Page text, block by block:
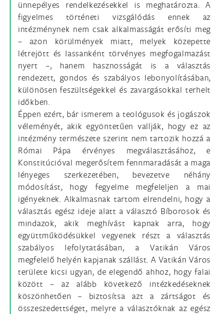
ünnepélyes rendelkezésekkel is meghatározta. A
figyelmes történeti vizsgálódás ennek az
intézménynek nem csak alkalmasságát erősíti meg
– azon körülmények miatt, melyek közepette
létrejött és lassanként törvényes megfogalmazást
nyert –, hanem hasznosságát is a választás
rendezett, gondos és szabályos lebonyolításában,
különösen feszültségekkel és zavargásokkal terhelt
időkben.
Éppen ezért, bár ismerem a teológusok és jogászok
véleményét, akik egyöntetűen vallják, hogy ez az
intézmény természete szerint nem tartozik hozzá a
Római Pápa érvényes megválasztásához, e
Konstitúcióval megerősítem fennmaradását a maga
lényeges szerkezetében, bevezetve néhány
módosítást, hogy fegyelme megfeleljen a mai
igényeknek. Alkalmasnak tartom elrendelni, hogy a
választás egész ideje alatt a választó Bíborosok és
mindazok, akik meghívást kapnak arra, hogy
együttműködésükkel vegyenek részt a választás
szabályos lefolytatásában, a Vatikán Város
megfelelő helyén kapjanak szállást. A Vatikán Város
területe kicsi ugyan, de elegendő ahhoz, hogy falai
között – az alább következő intézkedéseknek
köszönhetően – biztosítsa azt a zártságot és
összeszedettséget, melyre a választóknak az egész